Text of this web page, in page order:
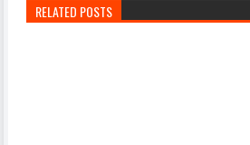
RELATED POSTS